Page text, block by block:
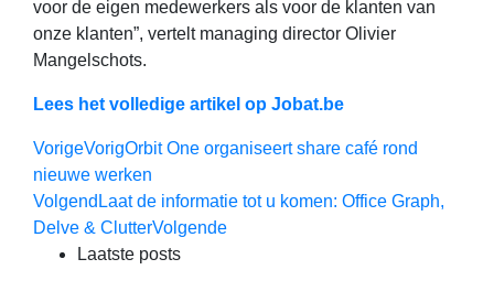
voor de eigen medewerkers als voor de klanten van
onze klanten”, vertelt managing director Olivier
Mangelschots.
Lees het volledige artikel op Jobat.be
VorigeVorigOrbit One organiseert share café rond
nieuwe werken
Volgend Laat de informatie tot u komen: Office Graph,
Delve & ClutterVolgende
Laatste posts